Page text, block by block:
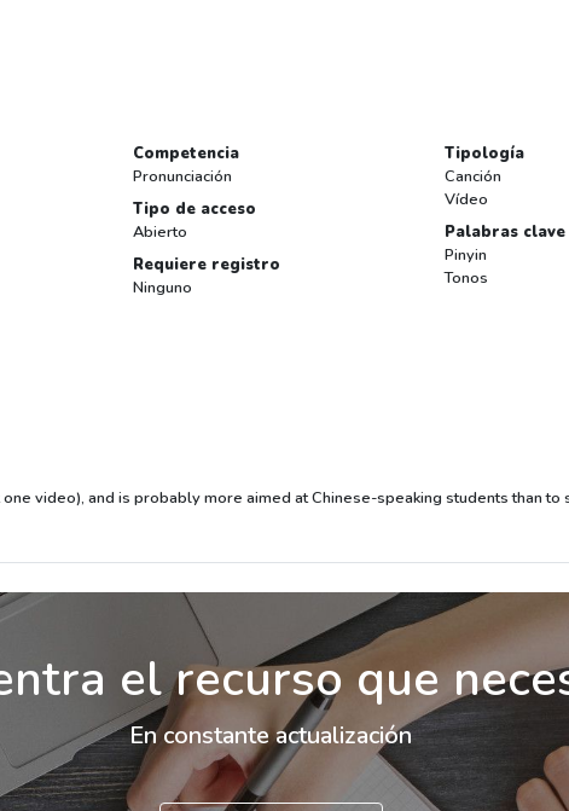
Competencia
Pronunciación
Tipo de acceso
Abierto
Requiere registro
Ninguno
Tipología
Canción
Vídeo
Palabras clave
Pinyin
Tonos
video), and is probably more aimed at Chinese-speaking students than
el recurso que
En constante actualización